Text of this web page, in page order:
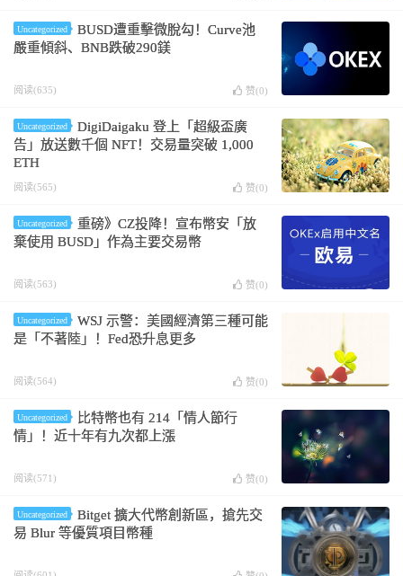
Uncategorized
BUSD遭重擊微脫勾！Curve池
嚴重傾斜、BNB跌破290鎂
阅读(635) 赞(0)
Uncategorized
DigiDaigaku 登上「超級盃廣
告」放送數千個 NFT！交易量突破 1,000
ETH
阅读(565) 赞(0)
Uncategorized
重磅》CZ投降！宣布幣安「放
棄使用 BUSD」作為主要交易幣
阅读(563) 赞(0)
Uncategorized
WSJ 示警：美國經濟第三種可能
是「不著陸」！Fed恐升息更多
阅读(564) 赞(0)
Uncategorized
比特幣也有 214「情人節行
情」！近十年有九次都上漲
阅读(571) 赞(0)
Uncategorized
Bitget 擴大代幣創新區，搶先交
易 Blur 等優質項目幣種